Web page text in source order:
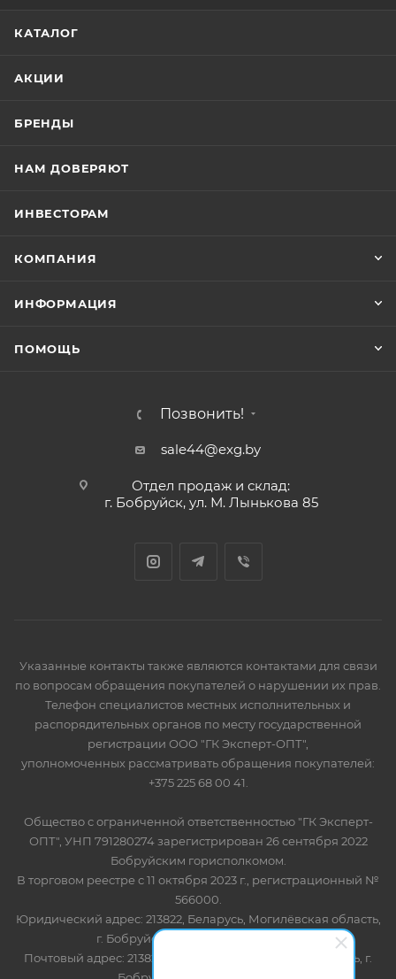
КАТАЛОГ
АКЦИИ
БРЕНДЫ
НАМ ДОВЕРЯЮТ
ИНВЕСТОРАМ
КОМПАНИЯ
ИНФОРМАЦИЯ
ПОМОЩЬ
Позвонить!
sale44@exg.by
Отдел продаж и склад:
г. Бобруйск, ул. М. Лынькова 85
Указанные контакты также являются контактами для связи
по вопросам обращения покупателей о нарушении их прав.
Телефон специалистов местных исполнительных и
распорядительных органов по месту государственной
регистрации ООО "ГК Эксперт-ОПТ",
уполномоченных рассматривать обращения покупателей:
+375 225 68 00 41.
Общество с ограниченной ответственностью "ГК Эксперт-
ОПТ", УНП 791280274 зарегистрирован 26 сентября 2022
Бобруйским горисполкомом.
В торговом реестре с 11 октября 2023 г., регистрационный №
566000.
Юридический адрес: 213822, Беларусь, Могилёвская область,
г. Бобруйск, ул. Лынькова 85 пом 7
Почтовый адрес: 213822, Беларусь, Могилёвская область, г.